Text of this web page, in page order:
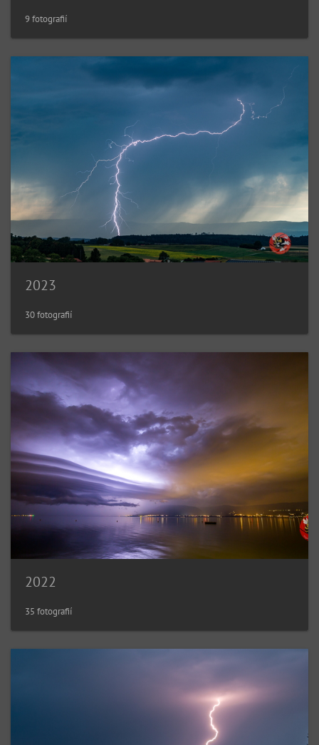
9 fotografií
2023
30 fotografií
2022
35 fotografií